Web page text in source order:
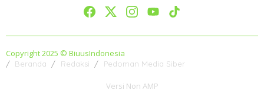
Copyright 2025 © BiuusIndonesia
Beranda Redaksi Pedoman Media Siber
Versi Non AMP